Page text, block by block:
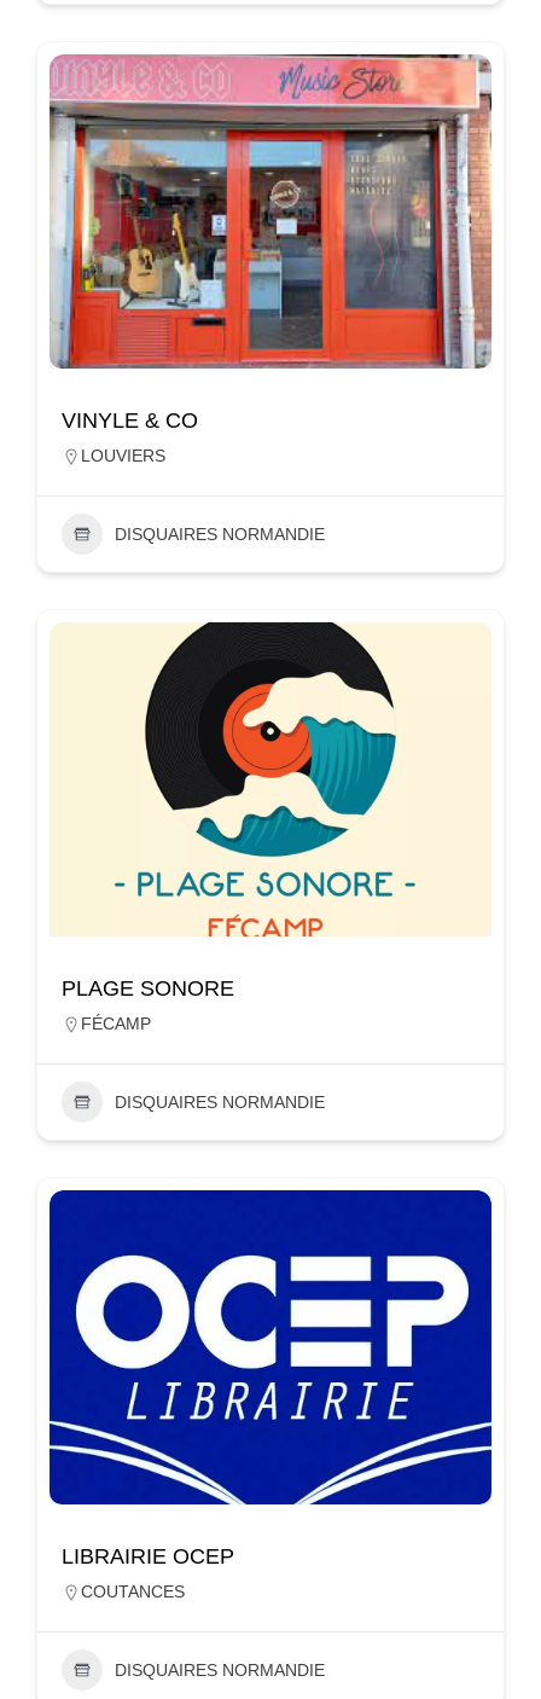
VINYLE & CO
LOUVIERS
DISQUAIRES NORMANDIE
PLAGE SONORE
FÉCAMP
DISQUAIRES NORMANDIE
LIBRAIRIE OCEP
COUTANCES
DISQUAIRES NORMANDIE